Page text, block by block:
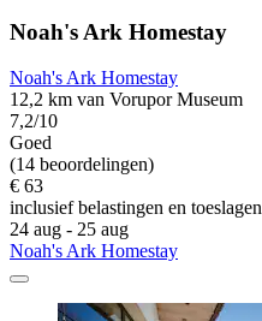
Noah's Ark Homestay
Noah's Ark Homestay
12,2 km van Vorupor Museum
7,2/10
Goed
(14 beoordelingen)
€ 63
inclusief belastingen en toeslagen
24 aug - 25 aug
Noah's Ark Homestay